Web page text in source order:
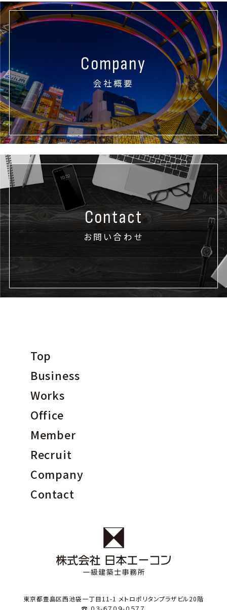
Company
会社概要
Contact
お問い合わせ
Top
Business
Works
Office
Member
Recruit
Company
Contact
東京都豊島区西池袋一丁目11-1 メトロポリタンプラザビル20階
☎ ０３-６７０９-０５７７